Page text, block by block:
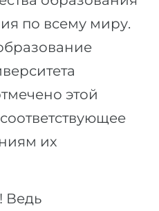
по всему миру.
этой
их
Ведь